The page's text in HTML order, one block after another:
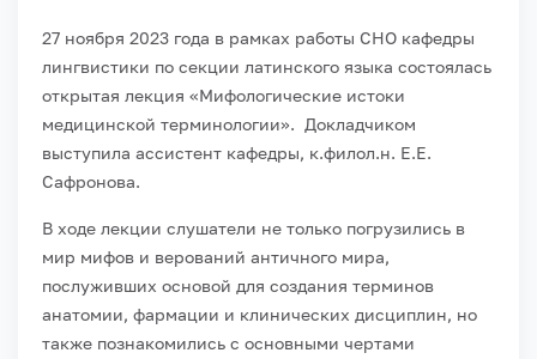
27 ноября 2023 года в рамках работы СНО кафедры
лингвистики по секции латинского языка состоялась
открытая лекция «Мифологические истоки
медицинской терминологии». Докладчиком
выступила ассистент кафедры, к.филол.н. Е.Е.
Сафронова.
В ходе лекции слушатели не только погрузились в
мир мифов и верований античного мира,
послуживших основой для создания терминов
анатомии, фармации и клинических дисциплин, но
также познакомились с основными чертами